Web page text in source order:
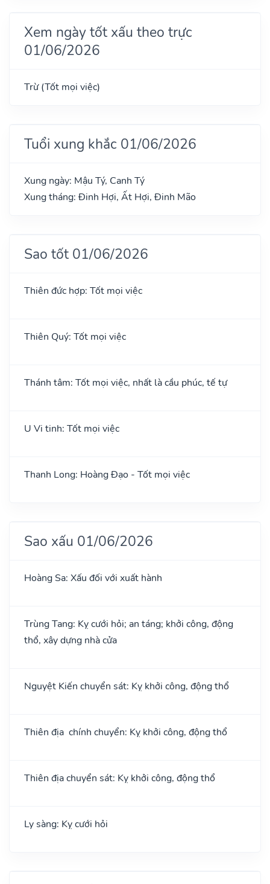
Xem ngày tốt xấu theo trực
01/06/2026
Trừ (Tốt mọi việc)
Tuổi xung khắc 01/06/2026
Xung ngày: Mậu Tý, Canh Tý
Xung tháng: Đinh Hợi, Ất Hợi, Đinh Mão
Sao tốt 01/06/2026
Thiên đức hợp: Tốt mọi việc
Thiên Quý: Tốt mọi việc
Thánh tâm: Tốt mọi việc, nhất là cầu phúc, tế tự
U Vi tinh: Tốt mọi việc
Thanh Long: Hoàng Đạo - Tốt mọi việc
Sao xấu 01/06/2026
Hoàng Sa: Xấu đối với xuất hành
Trùng Tang: Kỵ cưới hỏi; an táng; khởi công, động
thổ, xây dựng nhà cửa
Nguyệt Kiến chuyển sát: Kỵ khởi công, động thổ
Thiên địa chính chuyển: Kỵ khởi công, động thổ
Thiên địa chuyển sát: Kỵ khởi công, động thổ
Ly sàng: Kỵ cưới hỏi